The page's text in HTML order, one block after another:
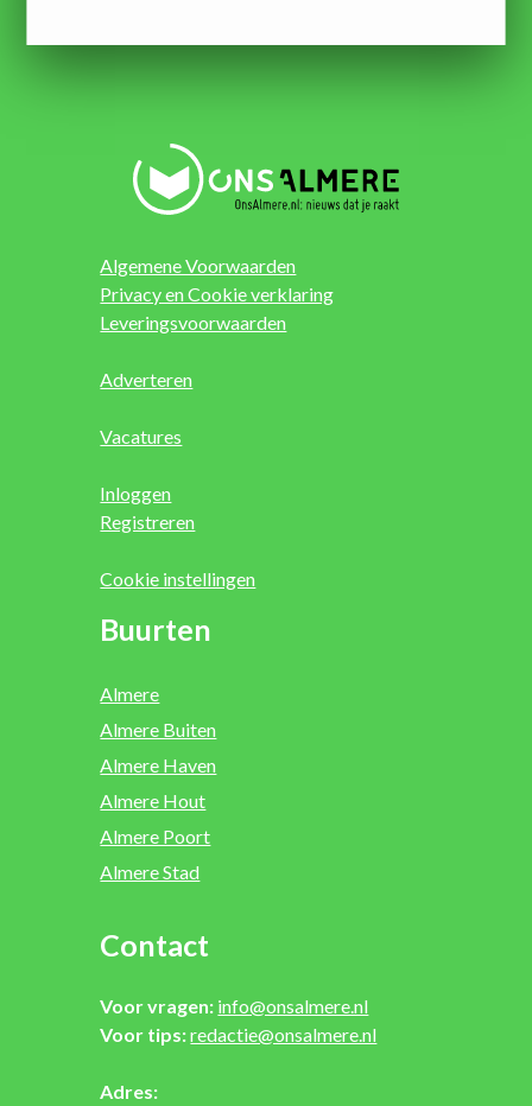
Algemene Voorwaarden
Privacy en Cookie verklaring
Leveringsvoorwaarden
Adverteren
Vacatures
Inloggen
Registreren
Cookie instellingen
Buurten
Almere
Almere Buiten
Almere Haven
Almere Hout
Almere Poort
Almere Stad
Contact
Voor vragen: info@onsalmere.nl
Voor tips:redactie@onsalmere.nl
Adres: